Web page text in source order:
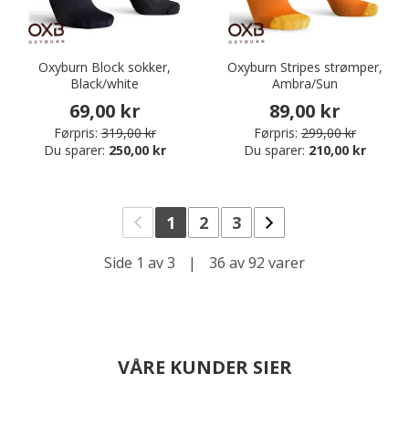
Oxyburn Block sokker,
Black/white
69,00 kr
Førpris: 319,00 kr
Du sparer: 250,00 kr
Oxyburn Stripes strømper,
Ambra/Sun
89,00 kr
Førpris: 299,00 kr
Du sparer: 210,00 kr
1 2 3
Side 1 av 3 | 36 av 92 varer
VÅRE KUNDER SIER